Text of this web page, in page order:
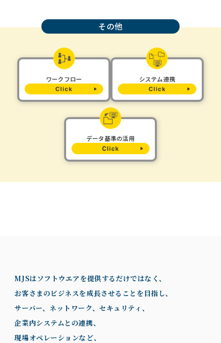
その他
ワークフロー システム連携
データ基準の活用
MJSはソフトウエアを提供するだけではなく、
お客さまのビジネスを成長させることを目指し、
サーバー、ネットワーク、セキュリティ、
企業内システムとの連携、
現場オペレーションなど、